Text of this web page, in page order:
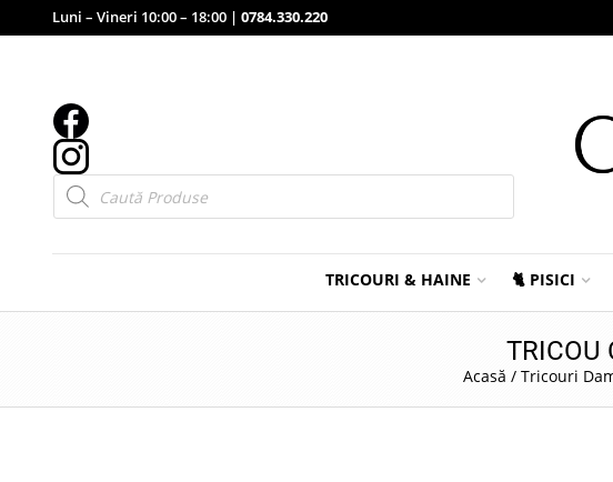
Luni – Vineri 10:00 – 18:00 | 0784.330.220
Products
search
TRICOURI & HAINE 🐈 PISICI
TRICOU
Acasă / Tricouri